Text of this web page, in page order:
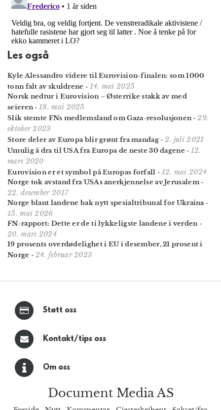
Les også
Kyle Alessandro videre til Eurovision-finalen: som 1000
tonn falt av skuldrene - 14. mai 2025
Norsk nedtur i Eurovision – Østerrike stakk av med
seieren-18. mai 2025
Slik stemte FNs medlemsland om Gaza-resolusjonen-29.
oktober 2023
Store deler av Europa blir grønt fra mandag- 2. juli 2021
Umulig å dra til USA fra Europa de neste 30 dagene - 12.
mars 2020
Eurovision er et symbol på Europas forfall - 12. mai 2024
Norge tok avstand fra USAs anerkjennelse av Jerusalem-
22. desember 2017
Norge blant landene bak nytt spesial­tribunal for Ukraina -
15. mai 2026
FN-rapport: Dette er de ti lykkeligste landene i verden-
20. mars 2024
19 prosents over­dødelighet i EU i desember, 21 prosent i
Norge - 24. februar 2023
Støtt oss
Kontakt/tips oss
Om oss
Document Media AS